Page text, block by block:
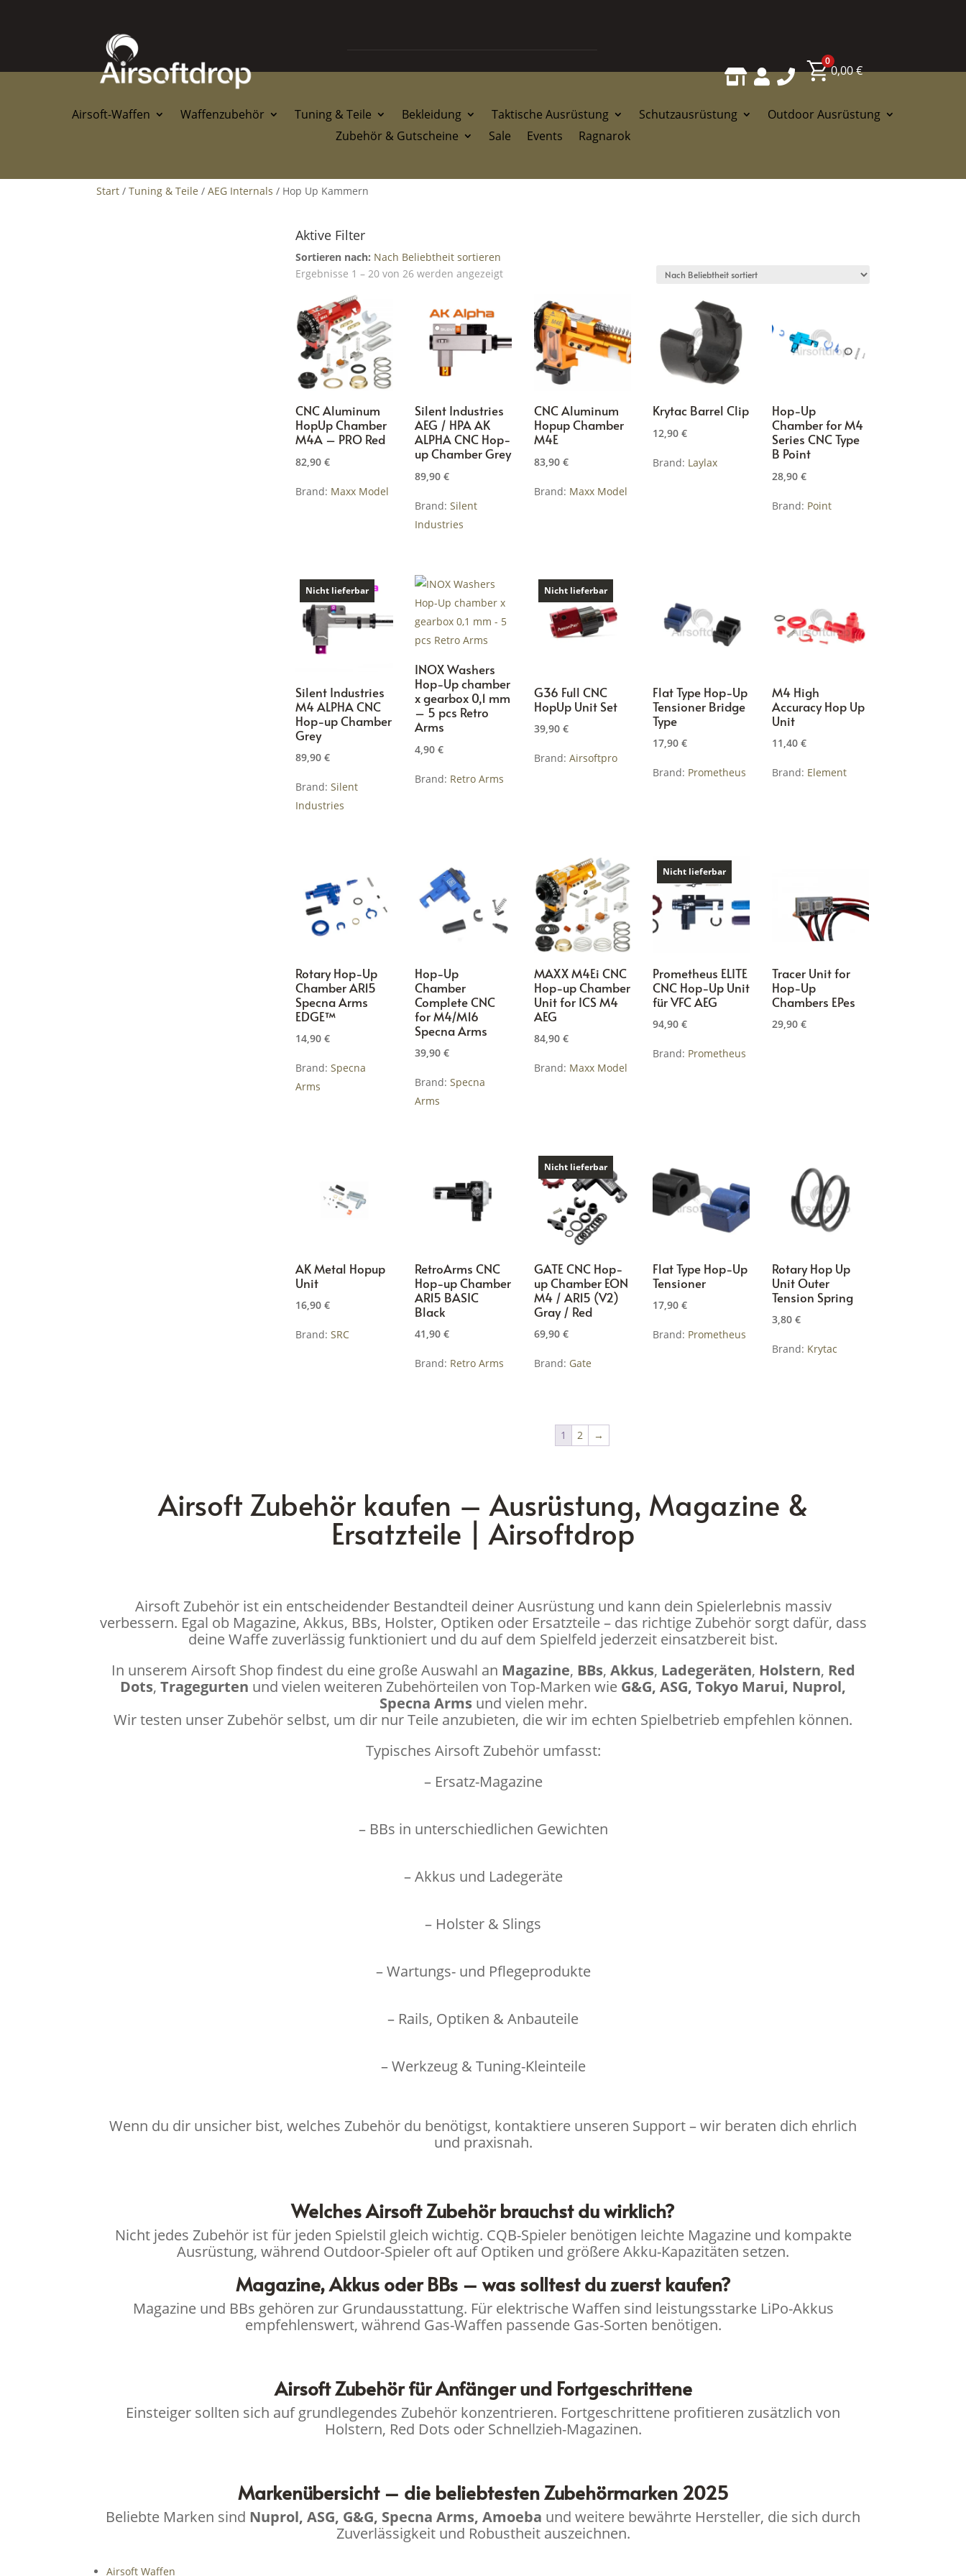
  
0
0,00€
Airsoft-Waffen Waffenzubehör Tuning & Teile Bekleidung Taktische Ausrüstung Schutzausrüstung
Outdoor Ausrüstung
Zubehör & Gutscheine
Sale Events Ragnarok
Start /Tuning & Teile /AEG Internals / Hop Up Kammern
Aktive Filter
Sortieren nach: Nach Beliebtheit sortieren
Ergebnisse 1 – 20 von 26 werden angezeigtNach
CNC Aluminum
HopUp Chamber
M4A – PRO Red
82,90€
Brand: Maxx Model
Silent Industries
AEG / HPA AK
ALPHA CNC Hop-
up Chamber Grey
89,90 €
Brand: Silent
Industries
CNC Aluminum
Hopup Chamber
M4E
83,90 €
Brand: Maxx Model
Krytac Barrel Clip
12,90€
Brand: Laylax
Hop-Up
Chamber for M4
Series CNC Type
B Point
28,90 €
Brand: Point
Nicht lieferbar
Silent Industries
M4 ALPHA CNC
Hop-up Chamber
Grey
89,90€
Brand:Silent
Industries
INOX Washers
Hop-Up chamber
x gearbox 0,1 mm
– 5 pcs Retro
Arms
4,90 €
Brand: Retro Arms
Nicht lieferbar
G36 Full CNC
HopUp Unit Set
39,90 €
Brand: Airsoftpro
Flat Type Hop-Up
Tensioner Bridge
Type
17,90€
Brand: Prometheus
M4 High
Accuracy Hop Up
Unit
11,40 €
Brand: Element
Rotary Hop-Up
Chamber AR15
Specna Arms
EDGE™
14,90€
Brand:Specna
Arms
Hop-Up
Chamber
Complete CNC
for M4/M16
Specna Arms
39,90 €
Brand: Specna
Arms
MAXX M4Ei CNC
Hop-up Chamber
Unit for ICS M4
AEG
84,90 €
Brand: Maxx Model
Nicht lieferbar
Prometheus ELITE
CNC Hop-Up Unit
für VFC AEG
94,90€
Brand: Prometheus
Tracer Unit for
Hop-Up
Chambers EPes
29,90 €
AK Metal Hopup
Unit
16,90€
Brand:SRC
RetroArms CNC
Hop-up Chamber
AR15 BASIC
Black
41,90 €
Brand: Retro Arms
Nicht lieferbar
GATE CNC Hop-
up Chamber EON
M4 / AR15 (V2)
Gray / Red
69,90 €
Brand: Gate
Flat Type Hop-Up
Tensioner
17,90€
Brand: Prometheus
Rotary Hop Up
Unit Outer
Tension Spring
3,80 €
Brand: Krytac
1 2 →
Airsoft Zubehör kaufen – Ausrüstung, Magazine &
Ersatzteile | Airsoftdrop
Airsoft Zubehör ist ein entscheidender Bestandteil deiner Ausrüstung und kann dein Spielerlebnis massiv
verbessern. Egal ob Magazine, Akkus, BBs, Holster, Optiken oder Ersatzteile – das richtige Zubehör sorgt dafür, dass
deine Waffe zuverlässig funktioniert und du auf dem Spielfeld jederzeit einsatzbereit bist.
In unserem Airsoft Shop findest du eine große Auswahl an Magazine, BBs, Akkus, Ladegeräten, Holstern, Red
Dots, Tragegurten und vielen weiteren Zubehörteilen von Top-Marken wie G&G, ASG, Tokyo Marui, Nuprol,
Specna Armsund vielen mehr.
Wir testen unser Zubehör selbst, um dir nur Teile anzubieten, die wir im echten Spielbetrieb empfehlen können.
Typisches Airsoft Zubehör umfasst:
– Ersatz-Magazine
– BBs in unterschiedlichen Gewichten
– Akkus und Ladegeräte
– Holster & Slings
– Wartungs- und Pflegeprodukte
– Rails, Optiken & Anbauteile
– Werkzeug & Tuning-Kleinteile
Wenn du dir unsicher bist, welches Zubehör du benötigst, kontaktiere unseren Support – wir beraten dich ehrlich
und praxisnah.
Welches Airsoft Zubehör brauchst du wirklich?
Nicht jedes Zubehör ist für jeden Spielstil gleich wichtig. CQB-Spieler benötigen leichte Magazine und kompakte
Ausrüstung, während Outdoor-Spieler oft auf Optiken und größere Akku-Kapazitäten setzen.
Magazine, Akkus oder BBs – was solltest du zuerst kaufen?
Magazine und BBs gehören zur Grundausstattung. Für elektrische Waffen sind leistungsstarke LiPo-Akkus
empfehlenswert, während Gas-Waffen passende Gas-Sorten benötigen.
Airsoft Zubehör für Anfänger und Fortgeschrittene
Einsteiger sollten sich auf grundlegendes Zubehör konzentrieren. Fortgeschrittene profitieren zusätzlich von
Holstern, Red Dots oder Schnellzieh-Magazinen.
Markenübersicht – die beliebtesten Zubehörmarken 2025
Beliebte Marken sind Nuprol, ASG, G&G, Specna Arms, Amoeba und weitere bewährte Hersteller, die sich durch
Zuverlässigkeit und Robustheit auszeichnen.
Airsoft Waffen